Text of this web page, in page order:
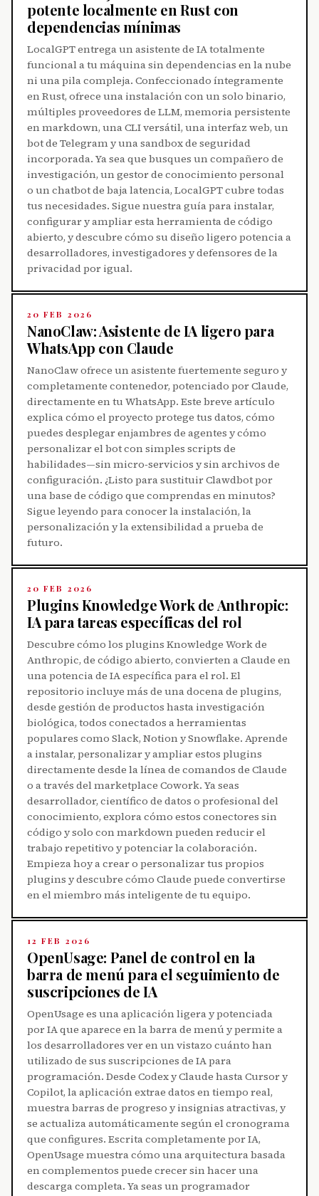
potente localmente en Rust con
dependencias mínimas
LocalGPT entrega un asistente de IA totalmente
funcional a tu máquina sin dependencias en la nube
ni una pila compleja. Confeccionado íntegramente
en Rust, ofrece una instalación con un solo binario,
múltiples proveedores de LLM, memoria persistente
en markdown, una CLI versátil, una interfaz web, un
bot de Telegram y una sandbox de seguridad
incorporada. Ya sea que busques un compañero de
investigación, un gestor de conocimiento personal
o un chatbot de baja latencia, LocalGPT cubre todas
tus necesidades. Sigue nuestra guía para instalar,
configurar y ampliar esta herramienta de código
abierto, y descubre cómo su diseño ligero potencia a
desarrolladores, investigadores y defensores de la
privacidad por igual.
20 FEB 2026
NanoClaw: Asistente de IA ligero para
WhatsApp con Claude
NanoClaw ofrece un asistente fuertemente seguro y
completamente contenedor, potenciado por Claude,
directamente en tu WhatsApp. Este breve artículo
explica cómo el proyecto protege tus datos, cómo
puedes desplegar enjambres de agentes y cómo
personalizar el bot con simples scripts de
habilidades—sin micro‑servicios y sin archivos de
configuración. ¿Listo para sustituir Clawdbot por
una base de código que comprendas en minutos?
Sigue leyendo para conocer la instalación, la
personalización y la extensibilidad a prueba de
futuro.
20 FEB 2026
Plugins Knowledge Work de Anthropic:
IA para tareas específicas del rol
Descubre cómo los plugins Knowledge Work de
Anthropic, de código abierto, convierten a Claude en
una potencia de IA específica para el rol. El
repositorio incluye más de una docena de plugins,
desde gestión de productos hasta investigación
biológica, todos conectados a herramientas
populares como Slack, Notion y Snowflake. Aprende
a instalar, personalizar y ampliar estos plugins
directamente desde la línea de comandos de Claude
o a través del marketplace Cowork. Ya seas
desarrollador, científico de datos o profesional del
conocimiento, explora cómo estos conectores sin
código y solo con markdown pueden reducir el
trabajo repetitivo y potenciar la colaboración.
Empieza hoy a crear o personalizar tus propios
plugins y descubre cómo Claude puede convertirse
en el miembro más inteligente de tu equipo.
12 FEB 2026
OpenUsage: Panel de control en la
barra de menú para el seguimiento de
suscripciones de IA
OpenUsage es una aplicación ligera y potenciada
por IA que aparece en la barra de menú y permite a
los desarrolladores ver en un vistazo cuánto han
utilizado de sus suscripciones de IA para
programación. Desde Codex y Claude hasta Cursor y
Copilot, la aplicación extrae datos en tiempo real,
muestra barras de progreso y insignias atractivas, y
se actualiza automáticamente según el cronograma
que configures. Escrita completamente por IA,
OpenUsage muestra cómo una arquitectura basada
en complementos puede crecer sin hacer una
descarga completa. Ya seas un programador